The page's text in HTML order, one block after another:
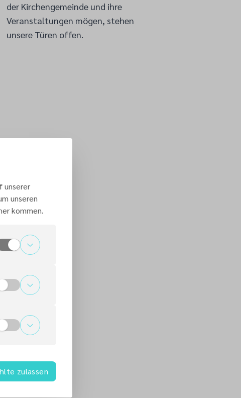
der Kirchengemeinde und ihre
Veranstaltungen mögen, stehen
unsere Türen offen.
unserer
unseren
kommen.
zulassen